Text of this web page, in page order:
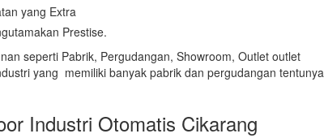
yang Extra
Prestise.
seperti Pabrik, Pergudangan, Showroom, Outlet outlet
yang memiliki banyak pabrik dan pergudangan tentunya
Industri Otomatis Cikarang